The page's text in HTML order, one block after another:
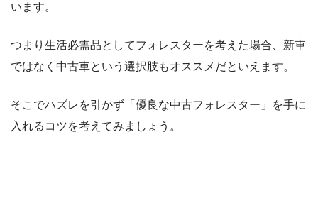
います。
つまり生活必需品としてフォレスターを考えた場合、新車
ではなく中古車という選択肢もオススメだといえます。
そこでハズレを引かず「優良な中古フォレスター」を手に
入れるコツを考えてみましょう。